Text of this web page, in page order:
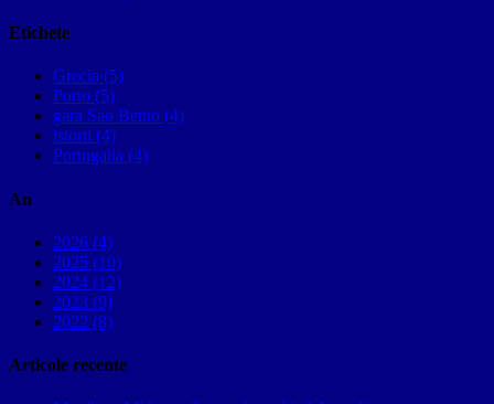
Etichete
Grecia (5)
Porto (5)
gara Sao Bento (4)
istorii (4)
Portugalia (4)
An
2026 (4)
2025 (10)
2024 (12)
2023 (9)
2022 (8)
Articole recente